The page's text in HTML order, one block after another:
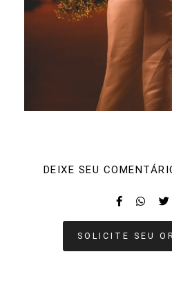
DEIXE SEU
SOLICITE SEU